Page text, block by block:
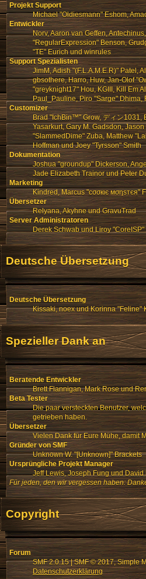
Projekt Support
Michael "Oldiesmann" Eshom,
Entwickler
Norv, Aaron van Geffen,
"RegularExpression" Benson,
"TE" Eurich und winrules
Support Spezialisten
JimM, Adish "(F.L.A.M.E.R)" Patel,
gbsothere, Harro, Huw, Jan-Olof
"greyknight17" Hou, KGIII, Kill Em
Paul_Pauline, Piro "Sarge" Dhima,
Customizer
Brad "IchBin™" Grow, ディン1031,
Yasarkurt, Gary M. Gadsdon,
"SlammedDime" Zuba, Matthew
Hoffman und Joey "Tyrsson" Smith
Dokumentation
Joshua "groundup" Dickerson,
Jade Elizabeth Trainor und Peter
Marketing
Kindred, Marcus "cσσкιє мσηѕтєя"
Übersetzer
Relyana, Akyhne und GravuTrad
Server Administratoren
Derek Schwab und Liroy
Deutsche Übersetzung
Deutsche Übersetzung
Kissaki, noex und Korinna "Feline"
Spezieller Dank an
Beratende Entwickler
Brett Flannigan, Mark Rose und
Beta Tester
Die paar versteckten Benutzer,
getrieben haben.
Übersetzer
Vielen Dank für Eure Mühe, damit
Gründer von SMF
Unknown W. "[Unknown]" Brackets
Ursprüngliche Projekt Manager
Jeff Lewis, Joseph Fung und David
Für jeden, den wir vergessen haben:
Copyright
Forum
SMF 2.0.15|SMF © 2017,Simple
Datenschutzerklärung